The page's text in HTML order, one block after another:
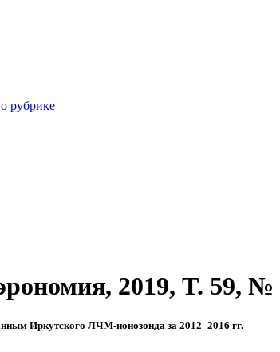
рубрике
2019, T. 59, №
Иркутского ЛЧМ-ионозонда за 2012–2016 гг.